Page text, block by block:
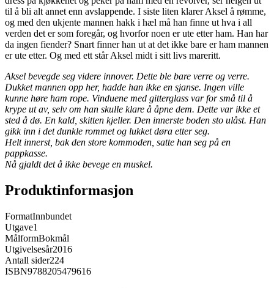
til å bli alt annet enn avslappende. I siste liten klarer Aksel å rømme,
og med den ukjente mannen hakk i hæl må han finne ut hva i all
verden det er som foregår, og hvorfor noen er ute etter ham. Han har
da ingen fiender? Snart finner han ut at det ikke bare er ham mannen
er ute etter. Og med ett står Aksel midt i sitt livs mareritt.
Aksel bevegde seg videre innover. Dette ble bare verre og verre.
Dukket mannen opp her, hadde han ikke en sjanse. Ingen ville
kunne høre ham rope. Vinduene med gitterglass var for små til å
krype ut av, selv om han skulle klare å åpne dem. Dette var ikke et
sted å dø. En kald, skitten kjeller. Den innerste boden sto ulåst. Han
gikk inn i det dunkle rommet og lukket døra etter seg.
Helt innerst, bak den store kommoden, satte han seg på en
pappkasse.
Nå gjaldt det å ikke bevege en muskel.
Produktinformasjon
FormatInnbundet
Utgave1
MålformBokmål
Utgivelsesår2016
Antall sider224
ISBN9788205479616